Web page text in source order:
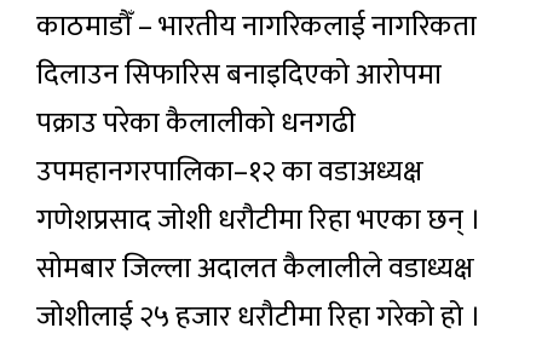
काठमाडौँ – भारतीय नागरिकलाई नागरिकता
दिलाउन सिफारिस बनाइदिएको आरोपमा
पक्राउ परेका कैलालीको धनगढी
उपमहानगरपालिका–१२ का वडाअध्यक्ष
गणेशप्रसाद जोशी धरौटीमा रिहा भएका छन् ।
सोमबार जिल्ला अदालत कैलालीले वडाध्यक्ष
जोशीलाई २५ हजार धरौटीमा रिहा गरेको हो ।